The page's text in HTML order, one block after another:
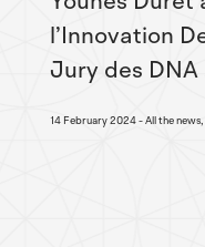
l’Innovation
Jury des DNA
14 February 2024 All the